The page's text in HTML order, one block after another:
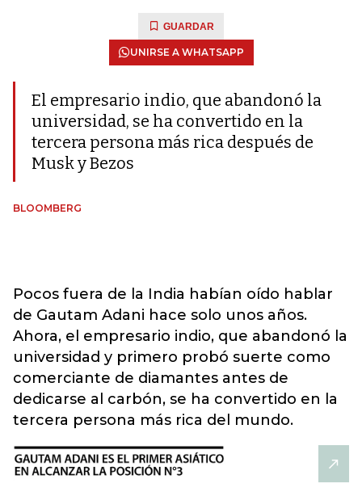
GUARDAR
UNIRSE A WHATSAPP
El empresario indio, que abandonó la
universidad, se ha convertido en la
tercera persona más rica después de
Musk y Bezos
BLOOMBERG
Pocos fuera de la India habían oído hablar
de Gautam Adani hace solo unos años.
Ahora, el empresario indio, que abandonó la
universidad y primero probó suerte como
comerciante de diamantes antes de
dedicarse al carbón, se ha convertido en la
tercera persona más rica del mundo.